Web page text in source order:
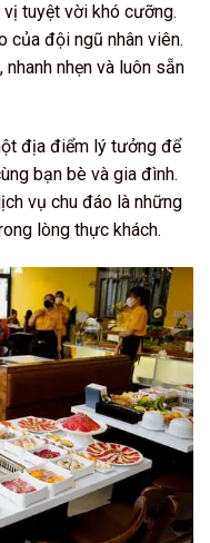
tuyệt vời khó cưỡng.
của đội ngũ nhân viên.
nhẹn và luôn sẵn
địa điểm lý tưởng để
bạn bè và gia đình.
vụ chu đáo là những
lòng thực khách.